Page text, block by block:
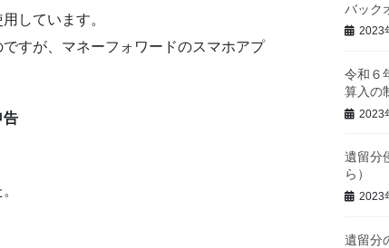
しています。
すが、マネーフォワードのスマホアプ
告
バック
2023
令和６
算入の
2023
遺留分
ら）
2023
遺留分